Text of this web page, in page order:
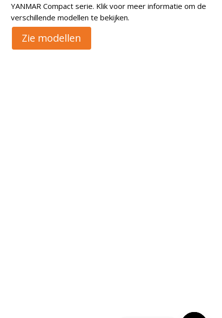
YANMAR Compact serie. Klik voor meer informatie om de
verschillende modellen te bekijken.
Zie modellen